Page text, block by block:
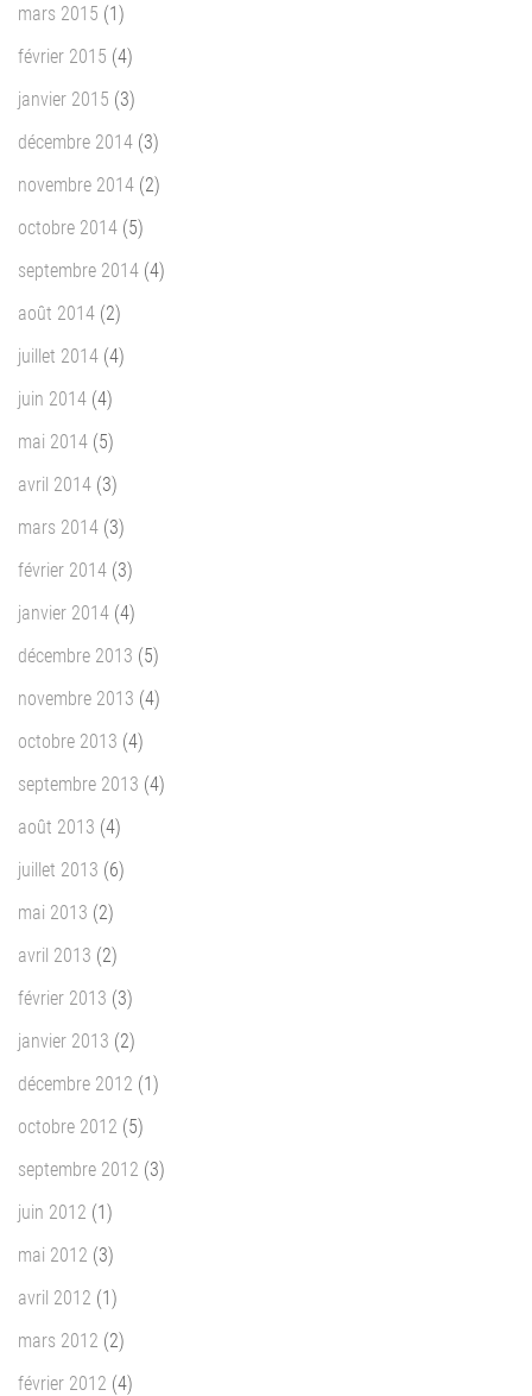
mars 2015 (1)
février 2015 (4)
janvier 2015 (3)
décembre 2014 (3)
novembre 2014 (2)
octobre 2014 (5)
septembre 2014 (4)
août 2014 (2)
juillet 2014 (4)
juin 2014 (4)
mai 2014 (5)
avril 2014 (3)
mars 2014 (3)
février 2014 (3)
janvier 2014 (4)
décembre 2013 (5)
novembre 2013 (4)
octobre 2013 (4)
septembre 2013 (4)
août 2013 (4)
juillet 2013 (6)
mai 2013 (2)
avril 2013 (2)
février 2013 (3)
janvier 2013 (2)
décembre 2012 (1)
octobre 2012 (5)
septembre 2012 (3)
juin 2012 (1)
mai 2012 (3)
avril 2012 (1)
mars 2012 (2)
février 2012 (4)